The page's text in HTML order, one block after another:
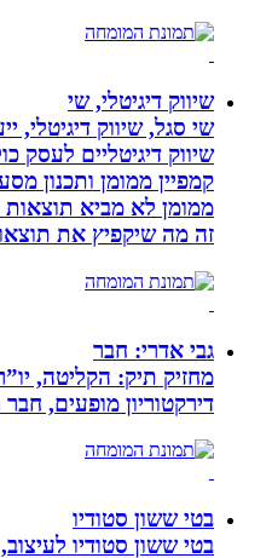
שיווק דיגיטלי, שי
שי סגל, שיווק דיגיטלי,
שיווק דיגיטליים לעסק
קמפיין ממומן ותכנון
ממומן לא מביא תוצאות
זה מה שיקפיץ את
גבי אדרי: חבר
מחזיק תיק: הקליטה, יו”ר
דירקטוריון מופעים, חבר
בטי ששון סטודיו